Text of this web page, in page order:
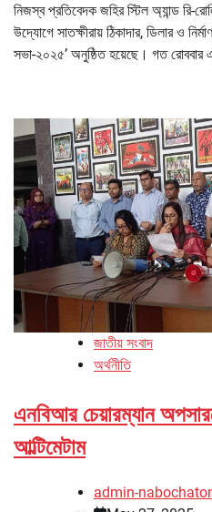
নিজস্ব প্রতিবেদক জহির স্টিল অ্যান্ড রি-
উদ্যোগে সাতক্ষীরায় ঠিকাদার, ডিলার ও
সভা-২০২৫’ অনুষ্ঠিত হয়েছে। গত রোববার
জাতীয় সংবাদ
অর্থনীতি
এনবিআর চেয়ারম্যান
আল্টিমেটাম
admin-